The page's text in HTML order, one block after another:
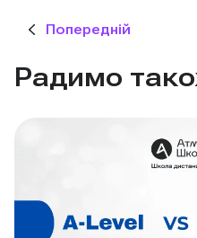
Попередній
Радимо